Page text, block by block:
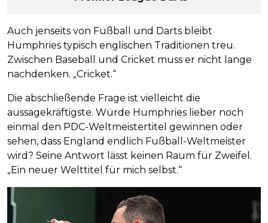
Auch jenseits von Fußball und Darts bleibt
Humphries typisch englischen Traditionen treu.
Zwischen Baseball und Cricket muss er nicht lange
nachdenken. „Cricket.“
Die abschließende Frage ist vielleicht die
aussagekräftigste. Würde Humphries lieber noch
einmal den PDC-Weltmeistertitel gewinnen oder
sehen, dass England endlich Fußball-Weltmeister
wird? Seine Antwort lässt keinen Raum für Zweifel.
„Ein neuer Welttitel für mich selbst.“